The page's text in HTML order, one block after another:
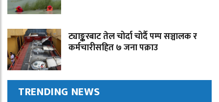
ट्याङ्करबाट तेल चोर्दा चोर्दै पम्प सञ्चालक र
कर्मचारीसहित ७ जना पक्राउ
TRENDING NEWS